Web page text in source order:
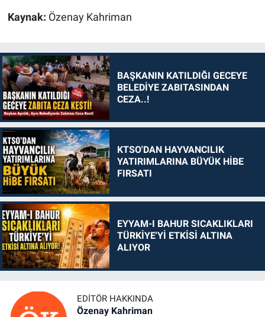
Kaynak: Özenay Kahriman
BAŞKANIN KATILDIĞI GECEYE
BELEDİYE ZABITASINDAN
CEZA..!
KTSO'DAN HAYVANCILIK
YATIRIMLARINA BÜYÜK HİBE
FIRSATI
EYYAM-I BAHUR SICAKLIKLARI
TÜRKİYE'Yİ ETKİSİ ALTINA
ALIYOR
EDITÖR HAKKINDA
Özenay Kahriman